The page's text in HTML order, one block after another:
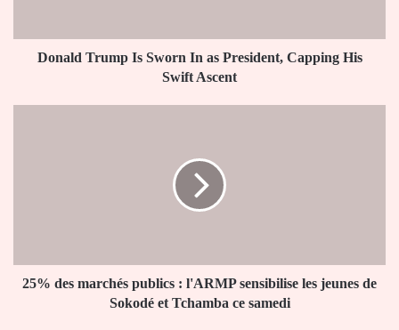
His
Donald Trump Is Sworn In as President, Capping His
Swift Ascent
jeunes
de25% des marchés publics : l'ARMP sensibilise les jeunes de
Sokodé et Tchamba ce samedi